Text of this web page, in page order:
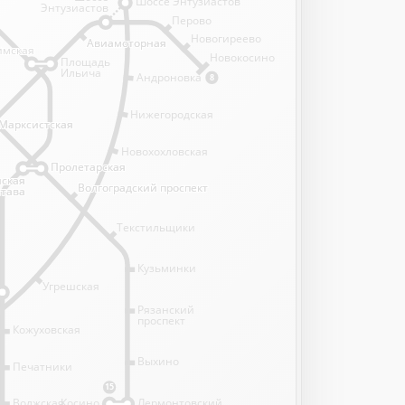
8
15
Андроновка
Нижегородская
Новохохловская
Угрешская
Текстильщики
Кузьминки
Рязанский
проспект
Выхино
Лермонтовский
Кожуховская
Печатники
Волжская
Перово
Новогиреево
Новокосино
Площадь
Ильича
Пролетарская
Пролетарская
Волгоградский проспект
Волгоградский проспект
Авиамоторная
Авиамоторная
Энтузиастов
Косино